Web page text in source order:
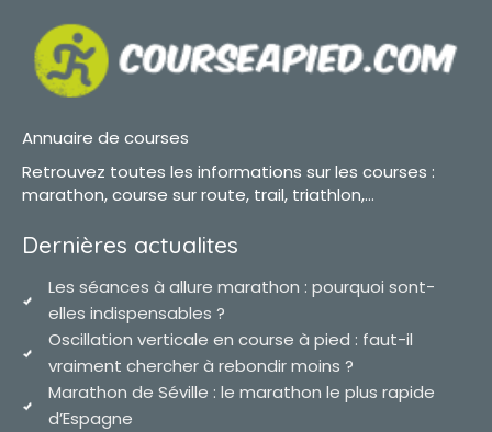
Annuaire de courses
Retrouvez toutes les informations sur les courses :
marathon, course sur route, trail, triathlon,...
Dernières actualites
Les séances à allure marathon : pourquoi sont-
elles indispensables ?
Oscillation verticale en course à pied : faut-il
vraiment chercher à rebondir moins ?
Marathon de Séville : le marathon le plus rapide
d’Espagne